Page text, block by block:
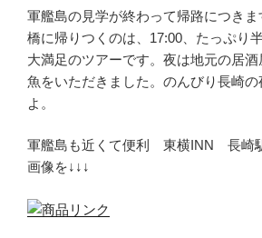
軍艦島の見学が終わって帰路につき
橋に帰りつくのは、17:00、たっぷり
大満足のツアーです。夜は地元の居
魚をいただきました。のんびり長崎
よ。
軍艦島も近くて便利 東横INN 長崎
画像を↓↓↓